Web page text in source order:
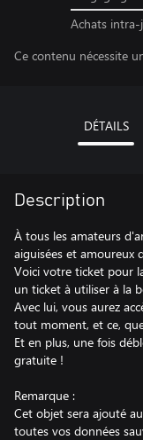
Achats intra-
Ce contenu nécessite
DÉTAILS
Description
À tous les amateurs
aiguisées et amoureux
Voici votre ticket pour
un ticket à utiliser à la
Avec lui, vous aurez
tout moment, et ce,
Et en plus, une fois
gratuite !
Remarque :
Cet objet sera ajouté
toutes vos données